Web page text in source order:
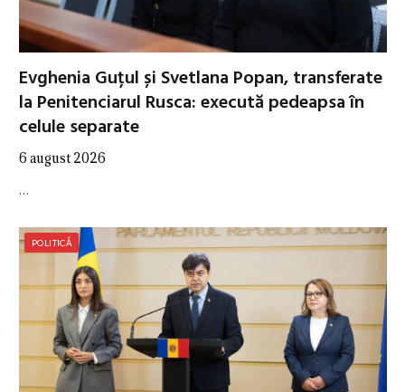
Evghenia Guțul și Svetlana Popan, transferate
la Penitenciarul Rusca: execută pedeapsa în
celule separate
6 august 2026
…
POLITICĂ